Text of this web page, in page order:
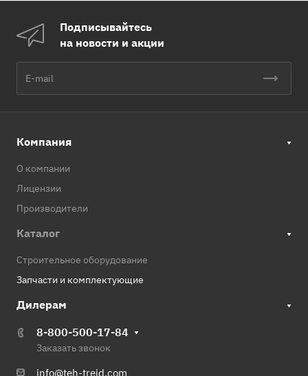
Подписывайтесь
на новости и акции
Компания
О компании
Лицензии
Производители
Каталог
Строительное оборудование
Запчасти и комплектующие
Дилерам
8-800-500-17-84
Заказать звонок
info@teh-treid.com